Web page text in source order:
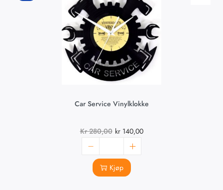
Car Service Vinylklokke
Kr280,00 kr140,00
Kjøp